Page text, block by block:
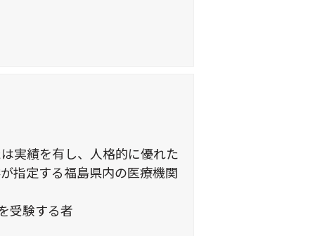
実績を有し、人格的に優れた
指定する福島県内の医療機関
受験する者